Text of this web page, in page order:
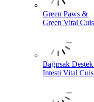
Green Paws &
Green Vital
Bağırsak
Intesti Vital